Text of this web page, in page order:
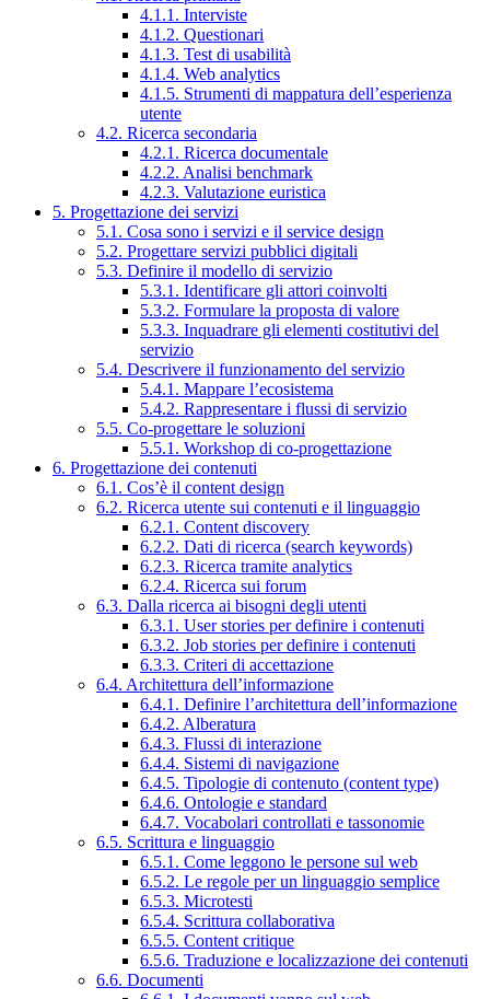
4.1.1. Interviste
4.1.2. Questionari
4.1.3. Test di usabilità
4.1.4. Web analytics
4.1.5. Strumenti di mappatura dell’esperienza
utente
4.2. Ricerca secondaria
4.2.1. Ricerca documentale
4.2.2. Analisi benchmark
4.2.3. Valutazione euristica
5. Progettazione dei servizi
5.1. Cosa sono i servizi e il service design
5.2. Progettare servizi pubblici digitali
5.3. Definire il modello di servizio
5.3.1. Identificare gli attori coinvolti
5.3.2. Formulare la proposta di valore
5.3.3. Inquadrare gli elementi costitutivi del
servizio
5.4. Descrivere il funzionamento del servizio
5.4.1. Mappare l’ecosistema
5.4.2. Rappresentare i flussi di servizio
5.5. Co-progettare le soluzioni
5.5.1. Workshop di co-progettazione
6. Progettazione dei contenuti
6.1. Cos’è il content design
6.2. Ricerca utente sui contenuti e il linguaggio
6.2.1. Content discovery
6.2.2. Dati di ricerca (search keywords)
6.2.3. Ricerca tramite analytics
6.2.4. Ricerca sui forum
6.3. Dalla ricerca ai bisogni degli utenti
6.3.1. User stories per definire i contenuti
6.3.2. Job stories per definire i contenuti
6.3.3. Criteri di accettazione
6.4. Architettura dell’informazione
6.4.1. Definire l’architettura dell’informazione
6.4.2. Alberatura
6.4.3. Flussi di interazione
6.4.4. Sistemi di navigazione
6.4.5. Tipologie di contenuto (content type)
6.4.6. Ontologie e standard
6.4.7. Vocabolari controllati e tassonomie
6.5. Scrittura e linguaggio
6.5.1. Come leggono le persone sul web
6.5.2. Le regole per un linguaggio semplice
6.5.3. Microtesti
6.5.4. Scrittura collaborativa
6.5.5. Content critique
6.5.6. Traduzione e localizzazione dei contenuti
6.6. Documenti